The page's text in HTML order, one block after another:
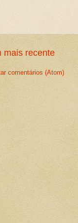
mais recente
comentários (Atom)